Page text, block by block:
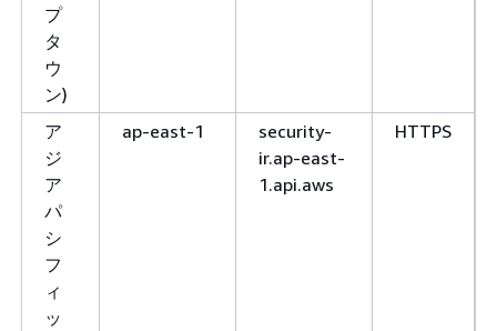
プ
タ
ウ
ン)
ア
ジ
ア
パ
シ
フ
ィ
ッ
ap-east-1
security-
ir.ap-east-
1.api.aws
HTTPS